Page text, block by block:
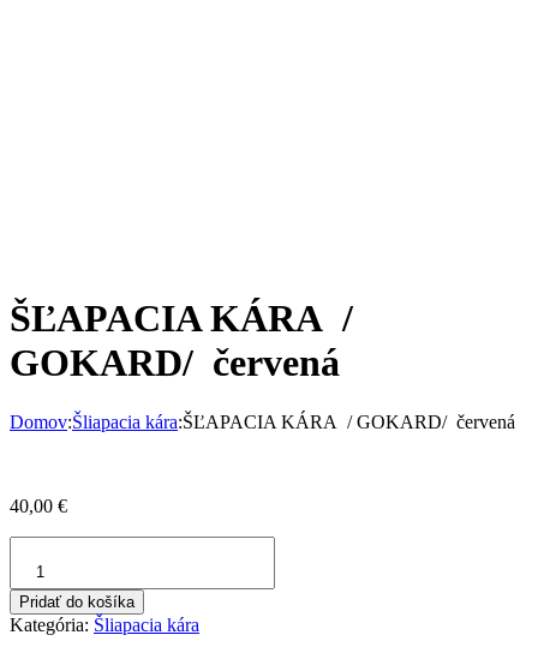
ŠĽAPACIA KÁRA /
GOKARD/ červená
Domov:Šliapacia kára:ŠĽAPACIA KÁRA / GOKARD/ červená
40,00 €
ŠĽAPACIA
KÁRA
/
GOKARD/
Pridať do košíka
Kategória: Šliapacia kára